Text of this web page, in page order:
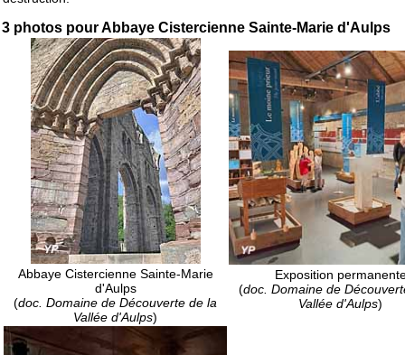
3 photos pour Abbaye Cistercienne Sainte-Marie d'Aulps
Abbaye Cistercienne Sainte-Marie
d'Aulps
(doc. Domaine de Découverte de la
Vallée d'Aulps)
Exposition
(doc. Domaine de
Vallée d'Aulps)